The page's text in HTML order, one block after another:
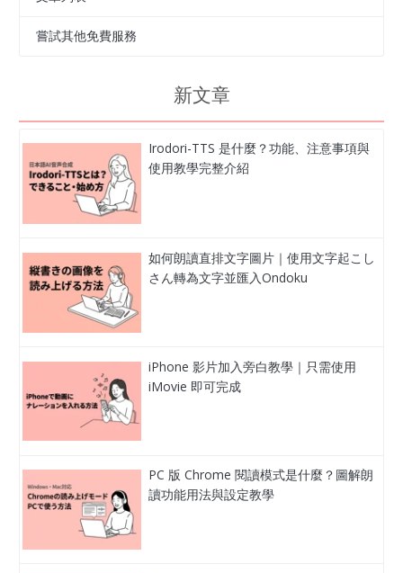
嘗試其他免費服務
新文章
Irodori-TTS 是什麼？功能、注意事項與
使用教學完整介紹
如何朗讀直排文字圖片｜使用文字起こし
さん轉為文字並匯入Ondoku
iPhone 影片加入旁白教學｜只需使用
iMovie 即可完成
PC 版 Chrome 閱讀模式是什麼？圖解朗
讀功能用法與設定教學